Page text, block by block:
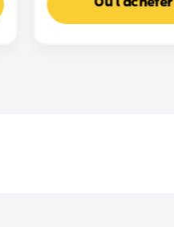
Où l'acheter